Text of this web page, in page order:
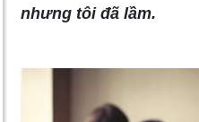
nhưng tôi đã lầm.